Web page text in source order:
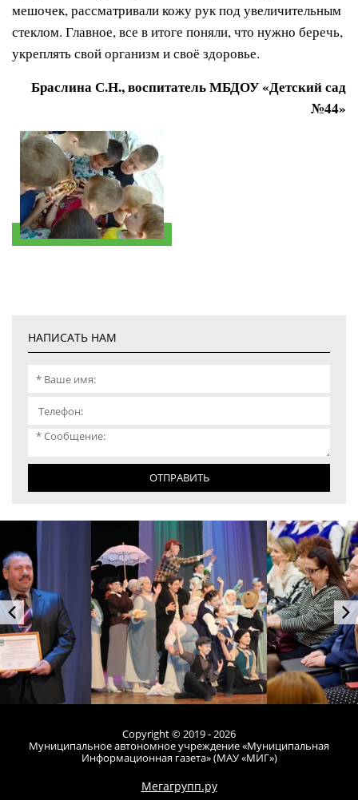
мешочек, рассматривали кожу рук под увеличительным
стеклом. Главное, все в итоге поняли, что нужно беречь,
укреплять свой организм и своё здоровье.
Браслина С.Н., воспитатель МБДОУ «Детский сад
№44»
НАПИСАТЬ НАМ
ОТПРАВИТЬ
Copyright © 2019 - 2026
Муниципальное автономное учреждение «Муниципальная
Информационная газета» (МАУ «МИГ»)
Мегагрупп.ру